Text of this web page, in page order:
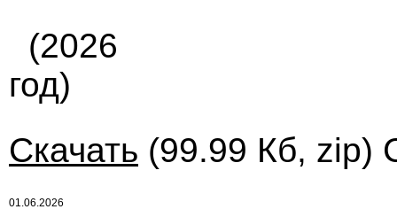
(2026
год)
Скачать (99.99 Кб, zip)
01.06.2026